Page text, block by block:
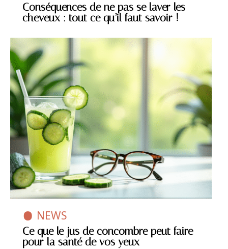
Conséquences de ne pas se laver les
cheveux : tout ce qu’il faut savoir !
NEWS
Ce que le jus de concombre peut faire
pour la santé de vos yeux